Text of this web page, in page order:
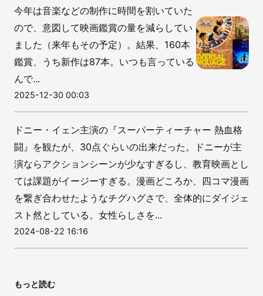
今年は音楽などの制作に時間を割いていた
ので、意図して映画鑑賞の量を減らしてい
ました（来年もその予定）。結果、160本
鑑賞、うち新作は87本。いつも言っている
んで...
2025-12-30 00:03
ドニー・イェン主演の『スーパーティーチャー 熱血格
闘』を観たが、30点ぐらいの出来だった。ドニーが主
演ならアクションシーンが少なすぎるし、教育映画とし
ては課題がイージーすぎる。漫画どころか、四コマ漫画
を繋ぎ合わせたようなチグハグさで、全体的にダイジェ
スト然としている。女性らしさを...
2024-08-22 16:16
もっと読む